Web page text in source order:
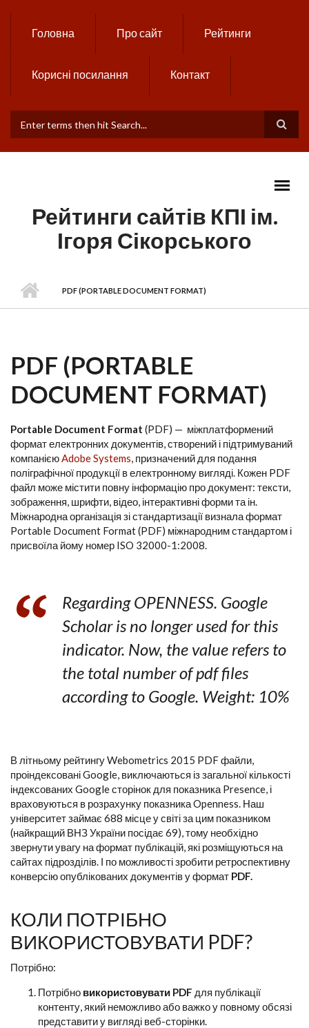
Головна Про сайт Рейтинги
Корисні посилання Контакт
ПОШУКОВА ФОРМА
Рейтинги сайтів КПІ ім.
Ігоря Сікорського
MAIN MENU
PDF (PORTABLE DOCUMENT FORMAT)
PDF (PORTABLE
DOCUMENT FORMAT)
Portable Document Format (PDF) — міжплатформений
формат електронних документів, створений і підтримуваний
компанієюAdobe Systems, призначений для подання
поліграфічної продукції в електронному вигляді. Кожен PDF
файл може містити повну інформацію про документ: тексти,
зображення, шрифти, відео, інтерактивні форми та ін.
Міжнародна організація зі стандартизації визнала формат
Portable Document Format (PDF) міжнародним стандартом і
присвоїла йому номер ISO 32000-1:2008.
Regarding OPENNESS. Google
Scholar is no longer used for this
indicator. Now, the value refers to
the total number of pdf files
according to Google. Weight: 10%
В літньому рейтингу Webometrics 2015 PDF файли,
проіндексовані Google, виключаються із загальної кількості
індексованих Google сторінок для показника Presence, і
враховуються в розрахунку показника Openness. Наш
університет займає 688 місце у світі за цим показником
(найкращий ВНЗ України посідає 69), тому необхідно
звернути увагу на формат публікацій, які розміщуються на
сайтах підрозділів. І по можливості зробити ретроспективну
конверсію опублікованих документів у формат PDF.
КОЛИ ПОТРІБНО
ВИКОРИСТОВУВАТИ PDF?
Потрібно:
Потрібно використовувати PDF для публікації
контенту, який неможливо або важко у повному обсязі
представити у вигляді веб-сторінки.